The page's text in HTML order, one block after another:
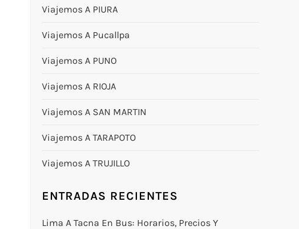
Viajemos A PIURA
Viajemos A Pucallpa
Viajemos A PUNO
Viajemos A RIOJA
Viajemos A SAN MARTIN
Viajemos A TARAPOTO
Viajemos A TRUJILLO
ENTRADAS RECIENTES
Lima A Tacna En Bus: Horarios, Precios Y